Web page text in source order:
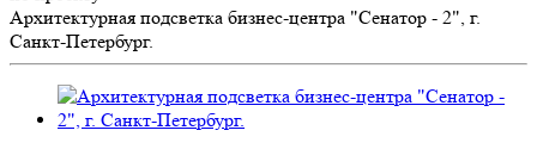
Архитектурная подсветка бизнес-центра "Сенатор - 2", г.
Санкт-Петербург.